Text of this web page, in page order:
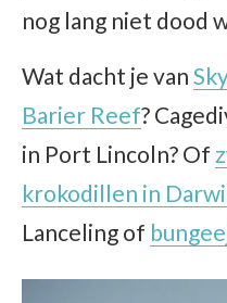
nog lang niet dood
Wat dacht je van
Barier Reef?
in Port Lincoln? Of
krokodillen in
Lanceling of